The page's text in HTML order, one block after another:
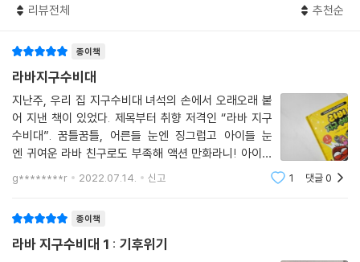
리뷰전체 추천순
종이책
라바지구수비대
지난주, 우리 집 지구수비대 녀석의 손에서 오래오래 붙
어 지낸 책이 있었다. 제목부터 취향 저격인 “라바 지구
수비대”. 꿈틀꿈틀, 어른들 눈엔 징그럽고 아이들 눈
엔 귀여운 라바 친구로도 부족해 액션 만화라니! 아이들
이 좋아하지 않을 수가 없을 것 같다. 재미만 있는 책 말
고 좋은 정보까지 주는 책을 읽게 하고 싶은 부모님들께
g********r 2022.07.14. 신고 1 댓글0
종이책
라바 지구수비대 1 : 기후위기